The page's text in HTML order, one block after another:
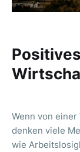
Wenn von
denken viele
wie